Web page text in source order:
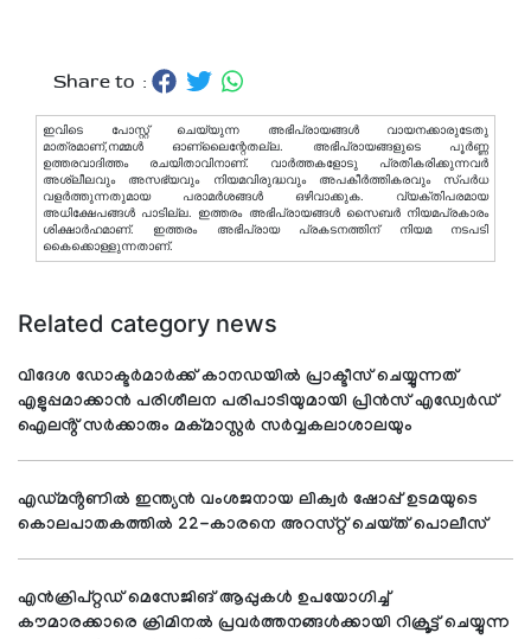
Share to :
ഇവിടെ പോസ്റ്റ് ചെയ്യുന്ന അഭിപ്രായങ്ങള്‍ വായനക്കാരുടേതു
മാത്രമാണ്,നമ്മൾ ഓണ്ലൈന്റേതല്ല. അഭിപ്രായങ്ങളുടെ പൂർണ്ണ
ഉത്തരവാദിത്തം രചയിതാവിനാണ്. വാര്‍ത്തകളോടു പ്രതികരിക്കുന്നവര്‍
അശ്ലീലവും അസഭ്യവും നിയമവിരുദ്ധവും അപകീര്‍ത്തികരവും സ്പര്‍ധ
വളര്‍ത്തുന്നതുമായ പരാമര്‍ശങ്ങള്‍ ഒഴിവാക്കുക. വ്യക്തിപരമായ
അധിക്ഷേപങ്ങള്‍ പാടില്ല. ഇത്തരം അഭിപ്രായങ്ങള്‍ സൈബര്‍ നിയമപ്രകാരം
ശിക്ഷാര്‍ഹമാണ്. ഇത്തരം അഭിപ്രായ പ്രകടനത്തിന് നിയമ നടപടി
കൈക്കൊള്ളുന്നതാണ്.
Related category news
വിദേശ ഡോക്ടർമാർക്ക് കാനഡയിൽ പ്രാക്ടീസ് ചെയ്യുന്നത്
എളുപ്പമാക്കാൻ പരിശീലന പരിപാടിയുമായി പ്രിൻസ് എഡ്വേർഡ്
ഐലൻ്റ് സർക്കാരും മക്മാസ്റ്റർ സർവ്വകലാശാലയും
എഡ്മൻ്റണിൽ ഇന്ത്യൻ വംശജനായ ലിക്വർ ഷോപ്പ് ഉടമയുടെ
കൊലപാതകത്തിൽ 22-കാരനെ അറസ്റ്റ് ചെയ്ത് പൊലീസ്
എൻക്രിപ്റ്റഡ് മെസേജിങ് ആപ്പുകൾ ഉപയോഗിച്ച്
കൗമാരക്കാരെ ക്രിമിനൽ പ്രവർത്തനങ്ങൾക്കായി റിക്രൂട്ട് ചെയ്യുന്ന